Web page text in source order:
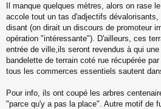
Il manque quelques mètres, alors on rase
accole tout un tas d'adjectifs dévalorisants,
disant (on dirait un discours de promoteur
opération "intéressante"). D'ailleurs, ces
entrée de ville,ils seront revendus à qui
bandelette de terrain coté rue récupérée
tous les commerces essentiels sautent
Pour info, ils ont coupé les arbres
"parce qu'y a pas la place". Autre motif de